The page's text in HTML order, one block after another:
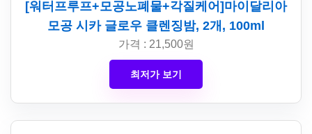
[워터프루프+모공노폐물+각질케어]마이달리아
모공 시카 글로우 클렌징밤, 2개, 100ml
가격 : 21,500원
최저가 보기